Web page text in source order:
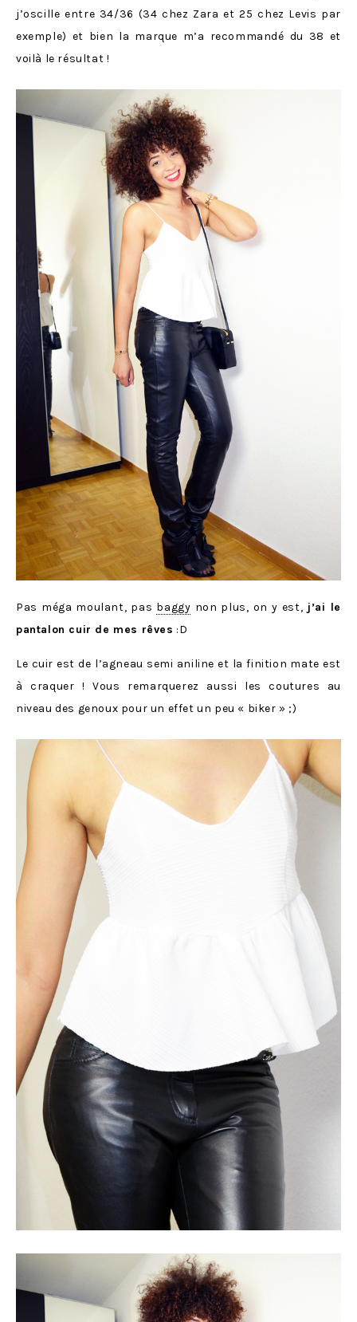
j’oscille entre 34/36 (34 chez Zara et 25 chez Levis par
exemple) et bien la marque m’a recommandé du 38 et
voilà le résultat !
Pas méga moulant, pas baggy non plus, on y est, j’ai le
pantalon cuir de mes rêves :D
Le cuir est de l’agneau semi aniline et la finition mate est
à craquer ! Vous remarquerez aussi les coutures au
niveau des genoux pour un effet un peu « biker » ;)